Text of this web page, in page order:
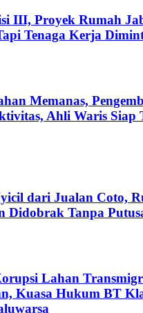
III, Proyek Rumah
Tenaga Kerja
Memanas,
Ahli Waris Siap
dari Jualan Coto,
Didobrak Tanpa
Lahan
Kuasa Hukum BT